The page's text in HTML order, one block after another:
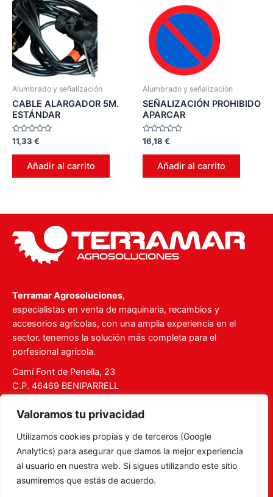
Valoramos tu privacidad
Utilizamos cookies propias y de terceros (Google
Analytics) para asegurar que damos la mejor experiencia
al usuario en nuestra web. Si sigues utilizando este sitio
asumiremos que estás de acuerdo.
Alumbrado y señalización
CABLE ALARGADOR 5M.
ESTÁNDAR
Valorado
en
0
11,33 €
Añadir al carrito
Alumbrado y señalización
SEÑALIZACIÓN PROHIBIDO
APARCAR
Valorado
en
0
16,18 €
Añadir al carrito
Terramar Agrosoluciones,
especialistas en venta de maquinaria, recambios y
accesorios agrícolas, con una amplia experiencia en el
sector. tenemos la solución más completa para el
porfesional agrícola.
Camí Font de Penella, 23
C.P. 46469 BENIPARRELL
ventas@recambiosterramar.com
Mi Cuenta
Carrito
Aviso legal